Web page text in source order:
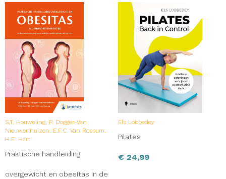
S.T. Houweling, P. Dogger-Van
Nieuwenhuizen, E.F.C. Van Rossum,
H.E. Hart
Praktische handleiding
overgewicht en obesitas in de
Els Lobbedey
Pilates
€ 24,99